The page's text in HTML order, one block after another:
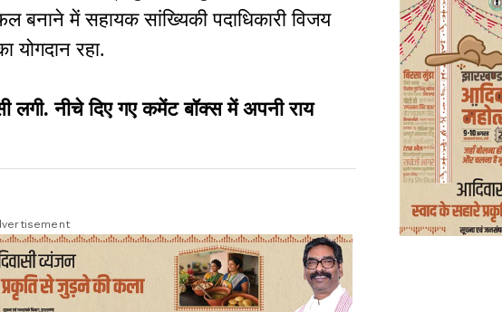
बनाने में सहायक सांख्यिकी पदाधिकारी विजय
योगदान रहा.
नीचे दिए गए कमेंट बॉक्स में अपनी राय